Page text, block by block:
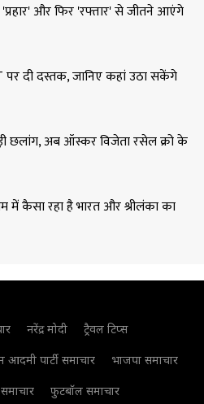
'प्रहार' और फिर 'रफ्तार' से जीतने आएंगे
दी दस्तक, जानिए कहां उठा सकेंगे
छलांग, अब ऑस्कर विजेता रसेल क्रो के
में कैसा रहा है भारत और श्रीलंका का
नरेंद्र मोदी
ट्रैवल टिप्स
पार्टी समाचार
भाजपा समाचार
फुटबॉल समाचार